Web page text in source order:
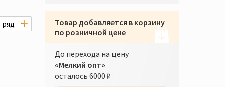
Товар добавляется в корзину
по розничной цене
До перехода на цену
«Мелкий опт»
осталось6000 ₽